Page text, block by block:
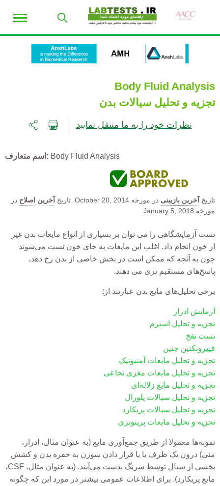
Body Fluid Analysis
تجزیه و تحلیل سیالات بدن
نظرات خود را به ما منتقل نمایید
اسم متعارف Body Fluid Analysis
تاریخ آخرین بازبینی در مورخه October 20, 2014. تاریخ آخرین اصلاح در
مورخه January 5, 2018.
تست آزمایشگاهی را می توان بر بسیاری از انواع مایعات بدن غیر
از خون انجام داد. اغلب این مایعات به جای خون تست می‌شوند
چون به آنچه که ممکن است در بخش خاصی از بدن رخ دهد،
پاسخ‌های مستقیم تری می دهند.
برخی تحلیل‌های مایع بدن عبارتند از:
آزمایش ادرار
تجزیه و تحلیل اسپرم
تست نفخ
فیبرونکتین جنین
تجزیه و تحلیل مایعات آمنیوتیک
تجزیه و تحلیل مایعات مغزی نخاعی
تجزیه و تحلیل مایع زلاله‌ای
تجزیه و تحلیل سیالات پلورال
تجزیه و تحلیل سیالات پریکارد
تجزیه و تحلیل مایعات پریتونزی
نمونه‌ها معمولا از طریق جمع‌آوری مایع (به عنوان مثال، ادرار،
منی) درون یک ظرف یا با قرار دادن سوزن به حفره بدن و کشش
بخشی از سیال توسط سرنگ بدست می‌آیند. (به عنوان مثال، CSF،
مایع پریکارد). برای اطلاعات عمومی بیشتر در مورد این که چگونه